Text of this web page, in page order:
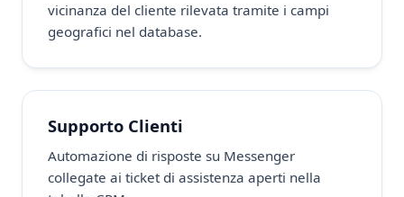
vicinanza del cliente rilevata tramite i campi
geografici nel database.
Supporto Clienti
Automazione di risposte su Messenger
collegate ai ticket di assistenza aperti nella